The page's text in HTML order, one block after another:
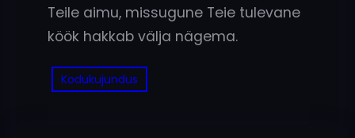
Teile aimu, missugune Teie tulevane
köök hakkab välja nägema.
Kodukujundus